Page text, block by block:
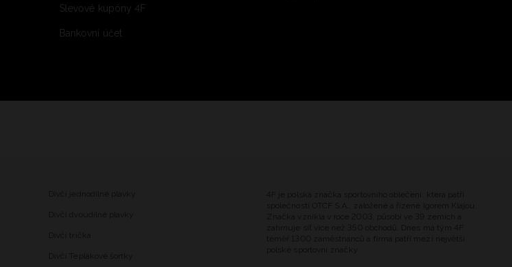
Slevové kupóny 4F
Bankovní účet